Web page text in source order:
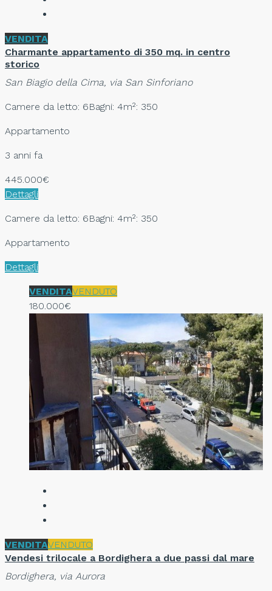
VENDITA
Charmante appartamento di 350 mq. in centro
storico
San Biagio della Cima, via San Sinforiano
Camere da letto: 6Bagni: 4m²: 350
Appartamento
3 anni fa
445.000€
Dettagli
Camere da letto: 6Bagni: 4m²: 350
Appartamento
Dettagli
VENDITAVENDUTO
180.000€
VENDITAVENDUTO
Vendesi trilocale a Bordighera a due passi dal mare
Bordighera, via Aurora